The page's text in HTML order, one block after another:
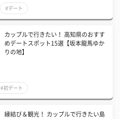
#デート
カップルで行きたい！ 高知県のおすす
めデートスポット15選【坂本龍馬ゆか
りの地】
#初デート
縁結び＆観光！ カップルで行きたい島